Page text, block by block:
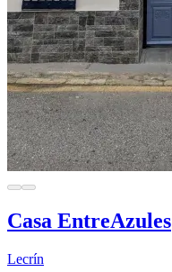
Casa EntreAzules
Lecrín